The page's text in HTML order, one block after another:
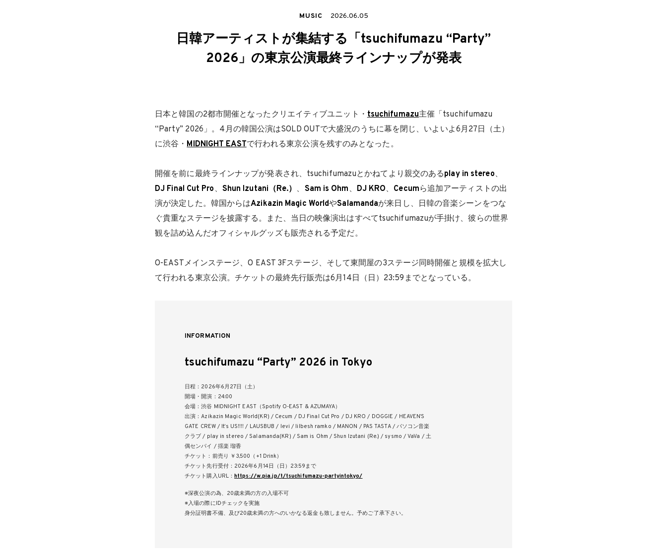
MUSIC 2026.06.05
日韓アーティストが集結する「tsuchifumazu “Party”
2026」の東京公演最終ラインナップが発表
日本と韓国の2都市開催となったクリエイティブユニット・tsuchifumazu主催「tsuchifumazu
“Party” 2026」。4月の韓国公演はSOLD OUTで大盛況のうちに幕を閉じ、いよいよ6月27日（土）
に渋谷・MIDNIGHT EASTで行われる東京公演を残すのみとなった。
開催を前に最終ラインナップが発表され、tsuchifumazuとかねてより親交のあるplay in stereo、
DJ Final Cut Pro 、 Shun Izutani（Re.） 、 Sam is Ohm 、 DJ KRO、 Cecumら追加アーティストの出
演が決定した。韓国からはAzikazin Magic WorldやSalamandaが来日し、日韓の音楽シーンをつな
ぐ貴重なステージを披露する。また、当日の映像演出はすべてtsuchifumazuが手掛け、彼らの世界
観を詰め込んだオフィシャルグッズも販売される予定だ。
O-EASTメインステージ、O EAST 3Fステージ、そして東間屋の3ステージ同時開催と規模を拡大し
て行われる東京公演。チケットの最終先行販売は6月14日（日）23:59までとなっている。
INFORMATION
tsuchifumazu “Party” 2026 in Tokyo
日程：2026年6月27日（土）
開場・開演：24:00
会場：渋谷 MIDNIGHT EAST（Spotify O-EAST & AZUMAYA）
出演：Azikazin Magic World(KR) / Cecum / DJ Final Cut Pro / DJ KRO / DOGGIE / HEAVEN’S
GATE CREW / It’s US!!!! / LAUSBUB / levi / lilbesh ramko / MANON / PAS TASTA / パソコン音楽
クラブ / play in stereo / Salamanda(KR) / Sam is Ohm / Shun Izutani (Re.) / sysmo / VaVa / 土
偶センパイ / 揺楽 瑠香
チケット：前売り ￥3,500（+1 Drink）
チケット先行受付：2026年6月14日（日）23:59まで
チケット購入URL：https://w.pia.jp/t/tsuchifumazu-partyintokyo/
※深夜公演の為、20歳未満の方の入場不可
※入場の際にIDチェックを実施
身分証明書不備、及び20歳未満の方へのいかなる返金も致しません。予めご了承下さい。